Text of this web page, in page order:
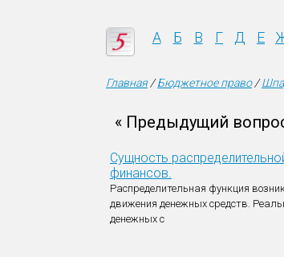
А Б В Г Д Е
Главная/Бюджетное право/
« Предыдущий
Сущность
финансов.
Распределительная функция
движения денежных средств.
денежных с